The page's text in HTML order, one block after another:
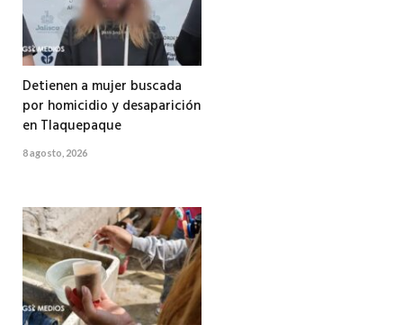
Detienen a mujer buscada
por homicidio y desaparición
en Tlaquepaque
8 agosto, 2026